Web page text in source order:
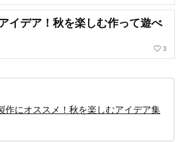
イデア！秋を楽しむ作って遊べ
favorite_border 3
作にオススメ！秋を楽しむアイデア集